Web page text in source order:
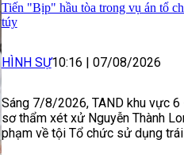
Tiến "Bịp" hầu tòa trong vụ án tổ
túy
HÌNH SỰ10:16 | 07/08/2026
Sáng 7/8/2026, TAND khu vực
sơ thẩm xét xử Nguyễn Thành
phạm về tội Tổ chức sử dụng